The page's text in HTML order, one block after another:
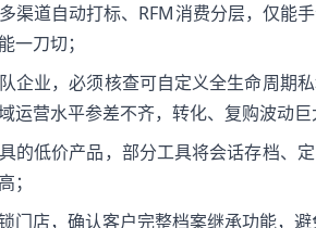
渠道自动打标、RFM消费分层，仅能
一刀切；
企业，必须核查可自定义全生命周期
运营水平参差不齐，转化、复购波动
的低价产品，部分工具将会话存档、
；
门店，确认客户完整档案继承功能，